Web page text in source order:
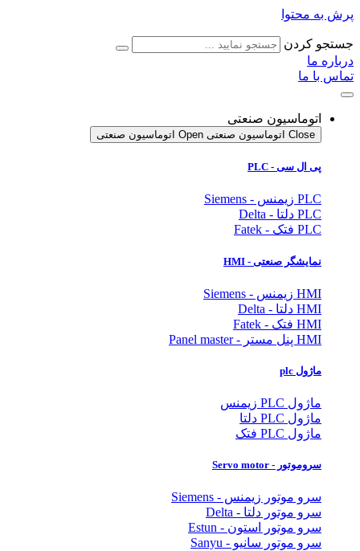
پرش به محتوا
جستجو کردن
درباره ما
تماس با ما
اتوماسیون صنعتی
Close اتوماسیون صنعتی Open اتوماسیون صنعتی
پی ال سی - PLC
PLC زیمنس - Siemens
PLC دلتا - Delta
PLC فتک - Fatek
نمایشگر صنعتی - HMI
HMI زیمنس - Siemens
HMI دلتا - Delta
HMI فتک - Fatek
HMI پنل مستر - Panel master
ماژول plc
ماژول PLC زیمنس
ماژول PLC دلتا
ماژول PLC فتک
سروموتور - Servo motor
سرو موتور زیمنس - Siemens
سرو موتور دلتا - Delta
سرو موتور استون - Estun
سرو موتور سانیو - Sanyu